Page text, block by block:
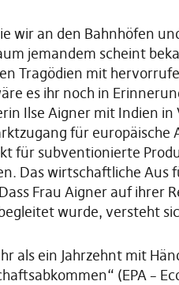
wir an den Bahnhöfen
jemandem scheint
Tragödien mit
es ihr noch in
Ilse Aigner mit Indien
für europäische
für subventionierte
Das wirtschaftliche Aus
Frau Aigner auf ihrer
wurde, versteht
als ein Jahrzehnt mit
(EPA –